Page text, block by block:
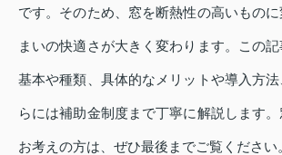
です。そのため、窓を断熱性の高いもの
まいの快適さが大きく変わります。この
基本や種類、具体的なメリットや導入方
らには補助金制度まで丁寧に解説します
お考えの方は、ぜひ最後までご覧ください